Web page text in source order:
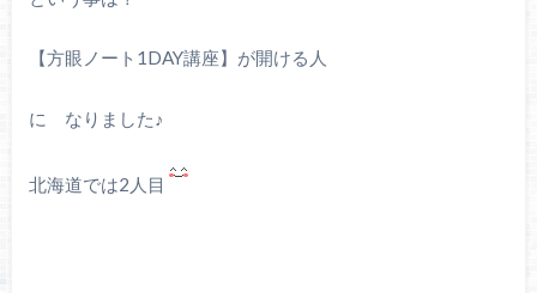
【方眼ノート1DAY講座】が開ける人
に なりました♪
北海道では2人目